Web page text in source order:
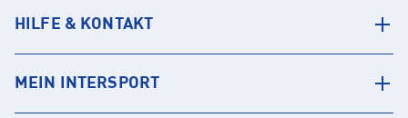
HILFE & KONTAKT
MEIN INTERSPORT